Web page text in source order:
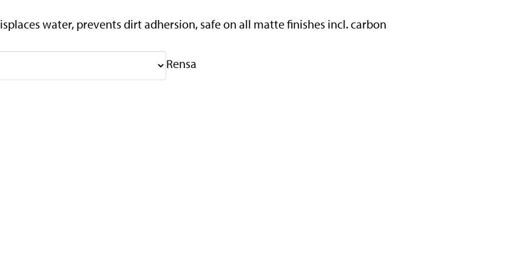
water, prevents dirt adhersion, safe on all matte finishes incl. carbon
Rensa